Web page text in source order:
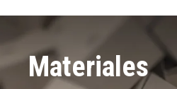
Materiales